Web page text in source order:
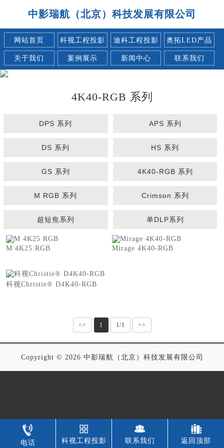
中影瑞航（北京）科技发展有限公司
网站首页 科视工程投影 迪科工程投影 奥拓LED产品
关于我们 案例展示 新闻中心 联系我们
4K40-RGB 系列
DPS 系列 APS 系列
DS 系列 HS 系列
GS 系列 4K40-RGB 系列
M RGB 系列 Crimson 系列
超短焦系列 单DLP系列
M 4K25 RGB Mirage 4K40-RGB
科视Christie® D4K40-RGB
<< 1 1/1 >>
Copyright © 2026 中影瑞航（北京）科技发展有限公司
电话 科视工程投影 联系我们 返回顶部